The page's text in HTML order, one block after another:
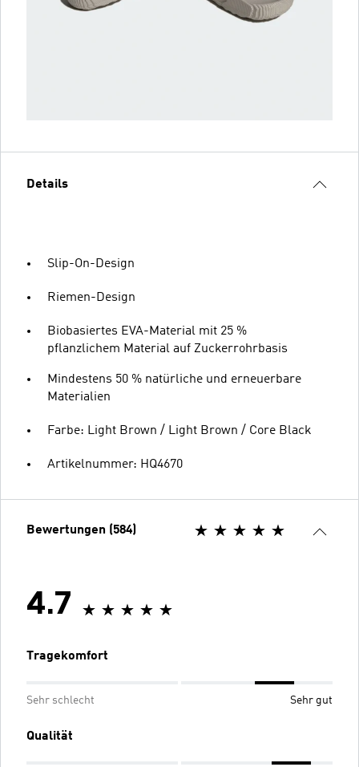
Details
Slip-On-Design
Riemen-Design
Biobasiertes EVA-Material mit 25 %
pflanzlichem Material auf Zuckerrohrbasis
Mindestens 50 % natürliche und erneuerbare
Materialien
Farbe: Light Brown / Light Brown / Core Black
Artikelnummer: HQ4670
Bewertungen (584)
4.7
Tragekomfort
Sehr schlecht Sehr gut
Qualität